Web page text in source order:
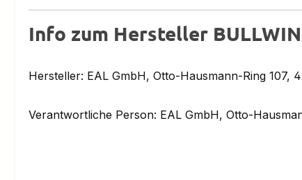
Info zum Hersteller
Hersteller: EAL GmbH, Otto-Hausmann-Ring 107,
Verantwortliche Person: EAL GmbH, Otto-